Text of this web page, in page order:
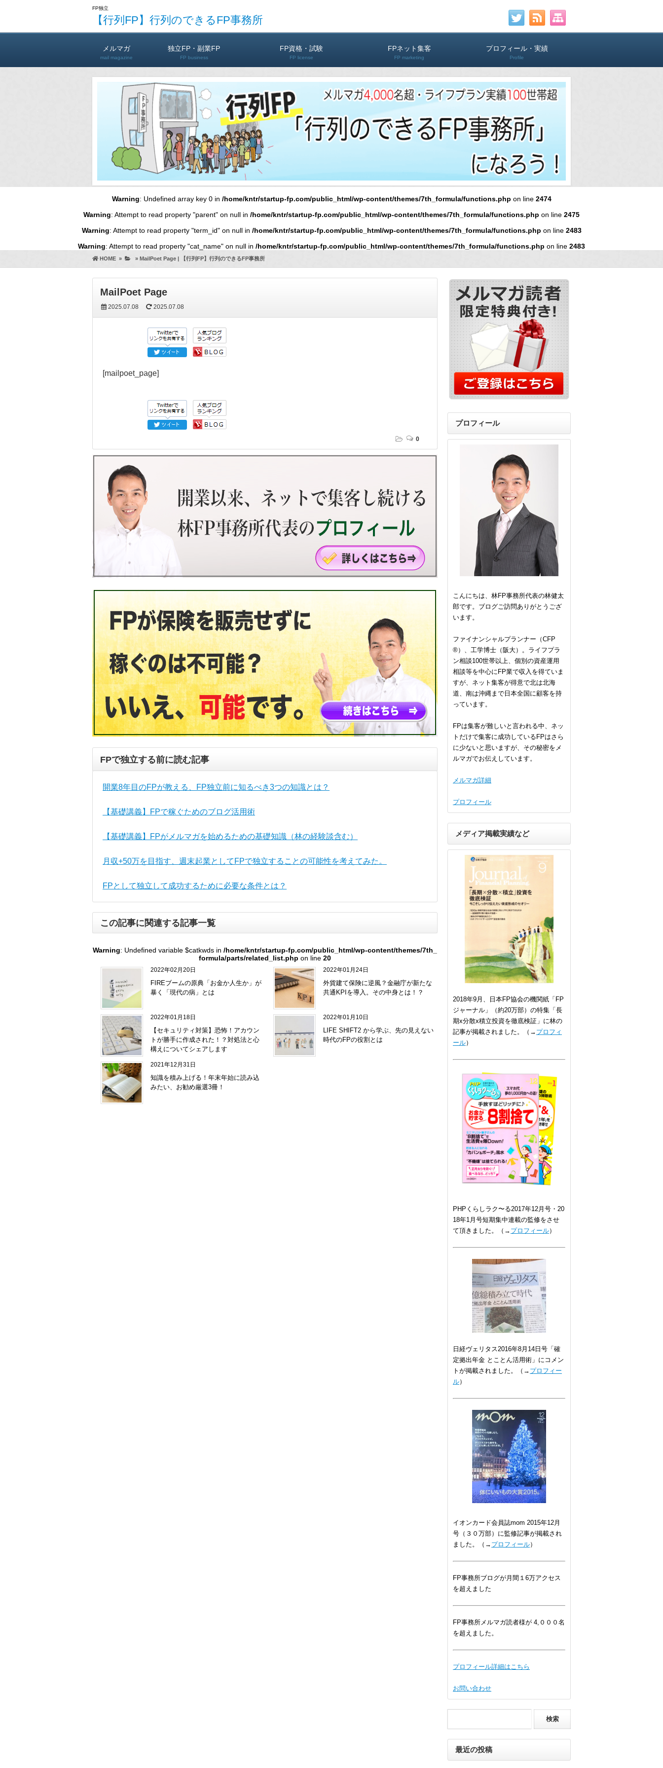
FP独立
【行列FP】行列のできるFP事務所
メルマガ
mail magazine
独立FP・副業FP
FP business
FP資格・試験
FP license
FPネット集客
FP marketing
プロフィール・実績
Profile
Warning: Undefined array key 0 in /home/kntr/startup-fp.com/public_html/wp-content/themes/7th_formula/functions.php on line 2474
Warning: Attempt to read property "parent" on null in /home/kntr/startup-fp.com/public_html/wp-content/themes/7th_formula/functions.php on line 2475
Warning: Attempt to read property "term_id" on null in /home/kntr/startup-fp.com/public_html/wp-content/themes/7th_formula/functions.php on line 2483
Warning: Attempt to read property "cat_name" on null in /home/kntr/startup-fp.com/public_html/wp-content/themes/7th_formula/functions.php on line 2483
HOME » » MailPoet Page | 【行列FP】行列のできるFP事務所
MailPoet Page
2025.07.08 2025.07.08
[mailpoet_page]
0
FPで独立する前に読む記事
開業8年目のFPが教える、FP独立前に知るべき3つの知識とは？
【基礎講義】FPで稼ぐためのブログ活用術
【基礎講義】FPがメルマガを始めるための基礎知識（林の経験談含む）
月収+50万を目指す、週末起業としてFPで独立することの可能性を考えてみた。
FPとして独立して成功するために必要な条件とは？
この記事に関連する記事一覧
Warning: Undefined variable $catkwds in /home/kntr/startup-fp.com/public_html/wp-content/themes/7th_
formula/parts/related_list.php on line 20
2022年02月20日
FIREブームの原典「お金か人生か」が
暴く「現代の病」とは
2022年01月24日
外貨建て保険に逆風？金融庁が新たな
共通KPIを導入。その中身とは！？
2022年01月18日
【セキュリティ対策】恐怖！アカウン
トが勝手に作成された！？対処法と心
構えについてシェアします
2022年01月10日
LIFE SHIFT2 から学ぶ、先の見えない
時代のFPの役割とは
2021年12月31日
知識を積み上げる！年末年始に読み込
みたい、お勧め厳選3冊！
プロフィール
こんにちは、林FP事務所代表の林健太
郎です。ブログご訪問ありがとうござ
います。
ファイナンシャルプランナー（CFP
®）、工学博士（阪大）。ライフプラ
ン相談100世帯以上、個別の資産運用
相談等を中心にFP業で収入を得ていま
すが、ネット集客が得意で北は北海
道、南は沖縄まで日本全国に顧客を持
っています。
FPは集客が難しいと言われる中、ネッ
トだけで集客に成功しているFPはさら
に少ないと思いますが、その秘密をメ
ルマガでお伝えしています。
メルマガ詳細
プロフィール
メディア掲載実績など
2018年9月、日本FP協会の機関紙「FP
ジャーナル」（約20万部）の特集「長
期x分散x積立投資を徹底検証」に林の
記事が掲載されました。（→ プロフィ
ール）
PHPくらしラク〜る2017年12月号・20
18年1月号短期集中連載の監修をさせ
て頂きました。（→ プロフィール）
日経ヴェリタス2016年8月14日号「確
定拠出年金 とことん活用術」にコメン
トが掲載されました。（→ プロフィー
ル）
イオンカード会員誌mom 2015年12月
号（３０万部）に監修記事が掲載され
ました。（→ プロフィール）
FP事務所ブログが月間１6万アクセス
を超えました
FP事務所メルマガ読者様が 4,０００名
を超えました。
プロフィール詳細はこちら
お問い合わせ
最近の投稿